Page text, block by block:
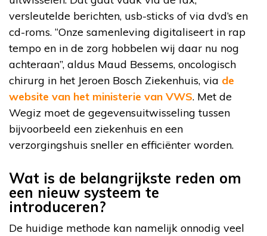
versleutelde berichten, usb-sticks of via dvd’s en
cd-roms. “Onze samenleving digitaliseert in rap
tempo en in de zorg hobbelen wij daar nu nog
achteraan”, aldus Maud Bessems, oncologisch
chirurg in het Jeroen Bosch Ziekenhuis, via de
website van het ministerie van VWS. Met de
Wegiz moet de gegevensuitwisseling tussen
bijvoorbeeld een ziekenhuis en een
verzorgingshuis sneller en efficiënter worden.
Wat is de belangrijkste reden om
een nieuw systeem te
introduceren?
De huidige methode kan namelijk onnodig veel